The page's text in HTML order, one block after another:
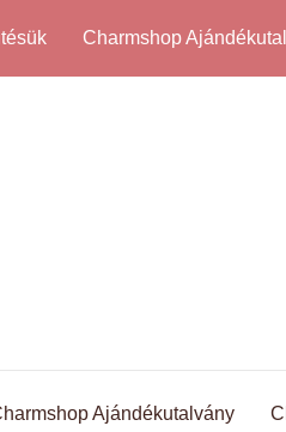
Charmshop
Ajándékutalvány